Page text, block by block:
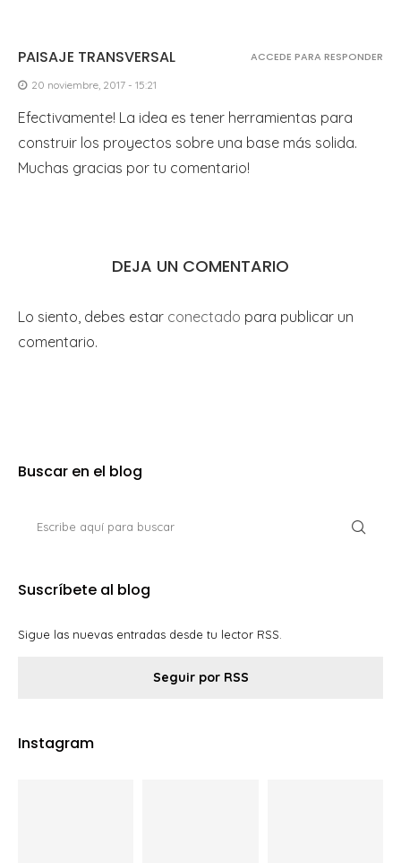
PAISAJE TRANSVERSAL
20 noviembre, 2017 - 15:21
Efectivamente! La idea es tener herramientas para
construir los proyectos sobre una base más solida.
Muchas gracias por tu comentario!
ACCEDE PARA RESPONDER
DEJA UN COMENTARIO
Lo siento, debes estar conectado para publicar un
comentario.
Buscar en el blog
Suscríbete al blog
Sigue las nuevas entradas desde tu lector RSS.
Seguir por RSS
Instagram